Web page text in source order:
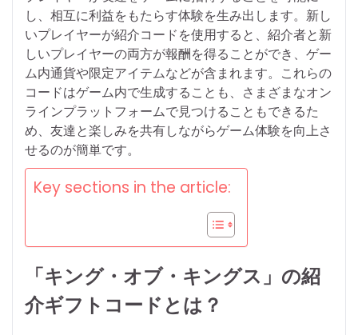
し、相互に利益をもたらす体験を生み出します。新し
いプレイヤーが紹介コードを使用すると、紹介者と新
しいプレイヤーの両方が報酬を得ることができ、ゲー
ム内通貨や限定アイテムなどが含まれます。これらの
コードはゲーム内で生成することも、さまざまなオン
ラインプラットフォームで見つけることもできるた
め、友達と楽しみを共有しながらゲーム体験を向上さ
せるのが簡単です。
Key sections in the article:
「キング・オブ・キングス」の紹
介ギフトコードとは？